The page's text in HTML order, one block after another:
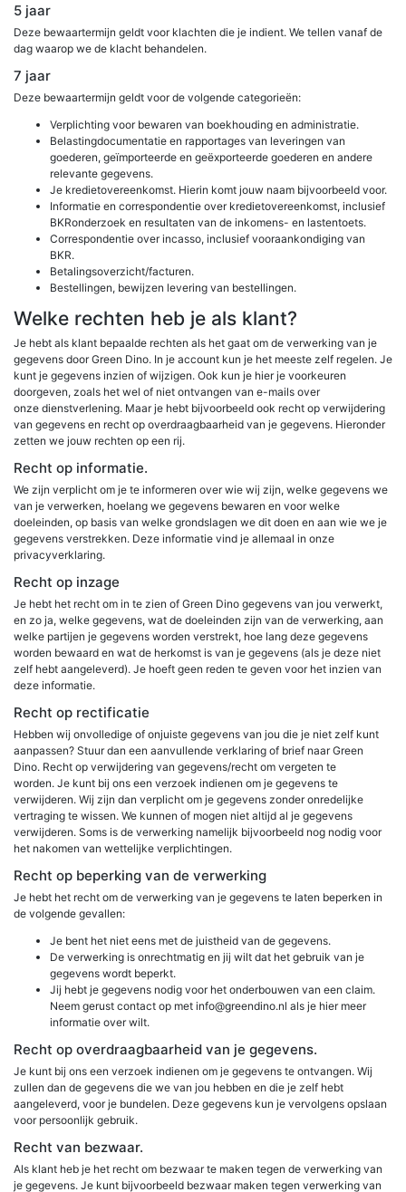
5 jaar
Deze bewaartermijn geldt voor klachten die je indient. We tellen vanaf de
dag waarop we de klacht behandelen.
7 jaar
Deze bewaartermijn geldt voor de volgende categorieën:
Verplichting voor bewaren van boekhouding en administratie.
Belastingdocumentatie en rapportages van leveringen van
goederen, geïmporteerde en geëxporteerde goederen en andere
relevante gegevens.
Je kredietovereenkomst. Hierin komt jouw naam bijvoorbeeld voor.
Informatie en correspondentie over kredietovereenkomst, inclusief
BKRonderzoek en resultaten van de inkomens- en lastentoets.
Correspondentie over incasso, inclusief vooraankondiging van
BKR.
Betalingsoverzicht/facturen.
Bestellingen, bewijzen levering van bestellingen.
Welke rechten heb je als klant?
Je hebt als klant bepaalde rechten als het gaat om de verwerking van je
gegevens door Green Dino. In je account kun je het meeste zelf regelen. Je
kunt je gegevens inzien of wijzigen. Ook kun je hier je voorkeuren
doorgeven, zoals het wel of niet ontvangen van e-mails over
onze dienstverlening. Maar je hebt bijvoorbeeld ook recht op verwijdering
van gegevens en recht op overdraagbaarheid van je gegevens. Hieronder
zetten we jouw rechten op een rij.
Recht op informatie.
We zijn verplicht om je te informeren over wie wij zijn, welke gegevens we
van je verwerken, hoelang we gegevens bewaren en voor welke
doeleinden, op basis van welke grondslagen we dit doen en aan wie we je
gegevens verstrekken. Deze informatie vind je allemaal in onze
privacyverklaring.
Recht op inzage
Je hebt het recht om in te zien of Green Dino gegevens van jou verwerkt,
en zo ja, welke gegevens, wat de doeleinden zijn van de verwerking, aan
welke partijen je gegevens worden verstrekt, hoe lang deze gegevens
worden bewaard en wat de herkomst is van je gegevens (als je deze niet
zelf hebt aangeleverd). Je hoeft geen reden te geven voor het inzien van
deze informatie.
Recht op rectificatie
Hebben wij onvolledige of onjuiste gegevens van jou die je niet zelf kunt
aanpassen? Stuur dan een aanvullende verklaring of brief naar Green
Dino. Recht op verwijdering van gegevens/recht om vergeten te
worden. Je kunt bij ons een verzoek indienen om je gegevens te
verwijderen. Wij zijn dan verplicht om je gegevens zonder onredelijke
vertraging te wissen. We kunnen of mogen niet altijd al je gegevens
verwijderen. Soms is de verwerking namelijk bijvoorbeeld nog nodig voor
het nakomen van wettelijke verplichtingen.
Recht op beperking van de verwerking
Je hebt het recht om de verwerking van je gegevens te laten beperken in
de volgende gevallen:
Je bent het niet eens met de juistheid van de gegevens.
De verwerking is onrechtmatig en jij wilt dat het gebruik van je
gegevens wordt beperkt.
Jij hebt je gegevens nodig voor het onderbouwen van een claim.
Neem gerust contact op met info@greendino.nl als je hier meer
informatie over wilt.
Recht op overdraagbaarheid van je gegevens.
Je kunt bij ons een verzoek indienen om je gegevens te ontvangen. Wij
zullen dan de gegevens die we van jou hebben en die je zelf hebt
aangeleverd, voor je bundelen. Deze gegevens kun je vervolgens opslaan
voor persoonlijk gebruik.
Recht van bezwaar.
Als klant heb je het recht om bezwaar te maken tegen de verwerking van
je gegevens. Je kunt bijvoorbeeld bezwaar maken tegen verwerking van